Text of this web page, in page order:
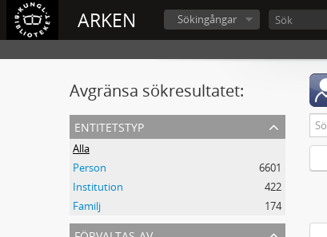
ARKEN Sökingångar
Avgränsa sökresultatet:
entitetstyp
Alla
Person
6601
Institution
422
Familj
174